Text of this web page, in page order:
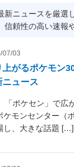
新ニュースを厳
頼性の高い速報
07/03
がるポケモン
ュース
「ポケセン」で広
ケモンセンター（
し、大きな話題 […]